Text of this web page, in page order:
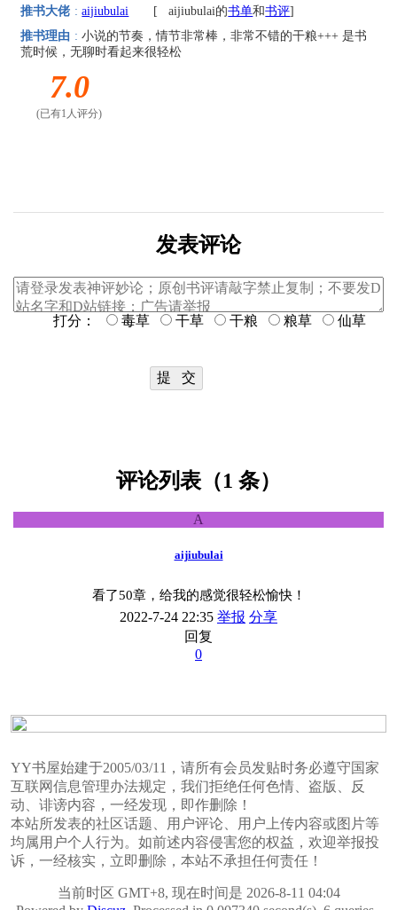
推书大佬 : aijiubulai [ aijiubulai的书单和书评]
推书理由 : 小说的节奏，情节非常棒，非常不错的干粮+++ 是书
荒时候，无聊时看起来很轻松
7.0
(已有1人评分)
发表评论
打分： 毒草 干草 干粮 粮草 仙草
评论列表（1 条）
A
aijiubulai
看了50章，给我的感觉很轻松愉快！
2022-7-24 22:35 举报 分享
回复
0
YY书屋始建于2005/03/11，请所有会员发贴时务必遵守国家
互联网信息管理办法规定，我们拒绝任何色情、盗版、反
动、诽谤内容，一经发现，即作删除！
本站所发表的社区话题、用户评论、用户上传内容或图片等
均属用户个人行为。如前述内容侵害您的权益，欢迎举报投
诉，一经核实，立即删除，本站不承担任何责任！
当前时区 GMT+8, 现在时间是 2026-8-11 04:04